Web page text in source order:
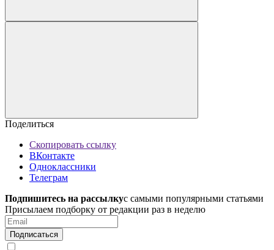
Поделиться
Скопировать ссылку
ВКонтакте
Одноклассники
Телеграм
Подпишитесь на рассылкус самыми популярными статьями
Присылаем подборку от редакции раз в неделю
Подписаться